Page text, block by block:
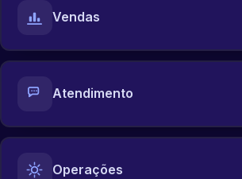
Vendas
Atendimento
Operações